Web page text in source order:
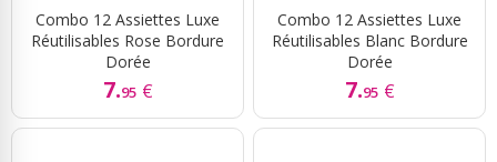
Combo 12 Assiettes Luxe
Réutilisables Rose Bordure
Dorée
7.95 €
Combo 12 Assiettes Luxe
Réutilisables Blanc Bordure
Dorée
7.95 €